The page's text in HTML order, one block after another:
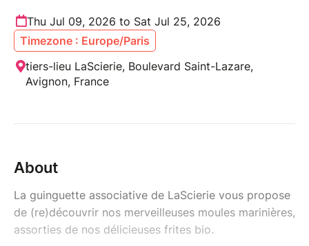
Thu Jul 09, 2026 to Sat Jul 25, 2026
Timezone : Europe/Paris
tiers-lieu LaScierie, Boulevard Saint-Lazare,
Avignon, France
About
La guinguette associative de LaScierie vous propose
de (re)découvrir nos merveilleuses moules marinières,
assorties de nos délicieuses frites bio.